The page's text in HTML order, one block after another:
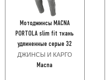
Мотоджинсы MACNA
PORTOLA slim fit ткань
удлиненные серые 32
ДЖИНСЫ И КАРГО
Macna